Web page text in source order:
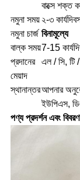
বাক্সে শক্ত
নমুনা সময় ২-৩
নমুনা চার্জ বিনামূল্যে
বাল্ক সময়7-15
প্রদানের
মেয়াদ
এল / সি, টি /
স্থানান্তরআপনার
ইউপিএস,
পণ্য প্রদর্শন এবং